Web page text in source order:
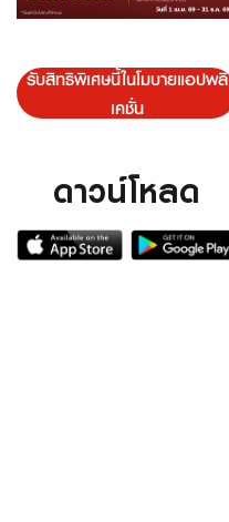
รับสิทธิพิเศษนี้ในโมบายแอปพลิ
เคชั่น
ดาวน์โหลด